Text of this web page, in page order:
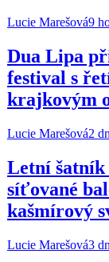
Lucie Marešová9
Dua Lipa
festival s
krajkovým
Lucie Marešová2
Letní
síťované
kašmírový
Lucie Marešová3